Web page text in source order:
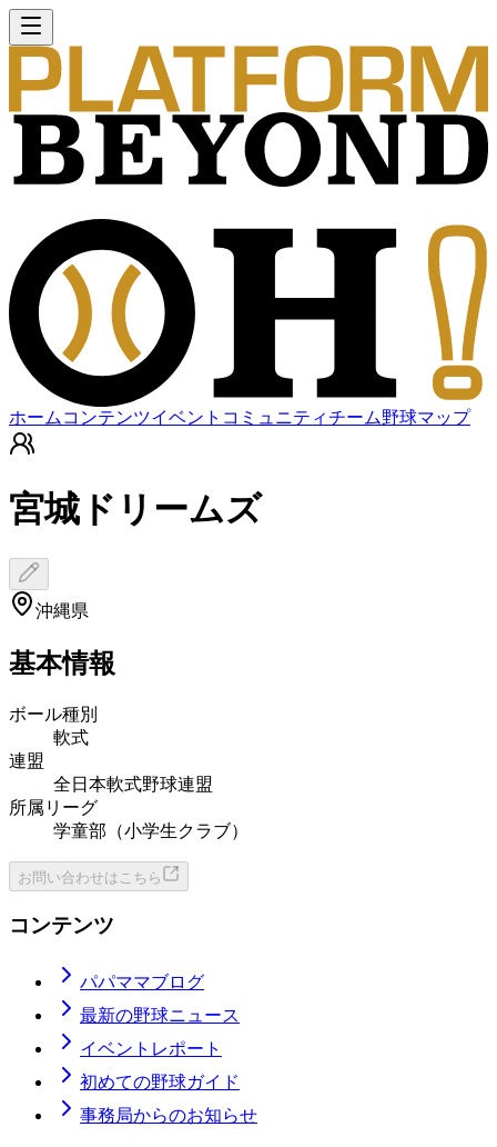
ホーム コンテンツイベント コミュニティチーム野球マップ
宮城ドリームズ
沖縄県
基本情報
ボール種別
軟式
連盟
全日本軟式野球連盟
所属リーグ
学童部（小学生クラブ）
お問い合わせはこちら
コンテンツ
パパママブログ
最新の野球ニュース
イベントレポート
初めての野球ガイド
事務局からのお知らせ